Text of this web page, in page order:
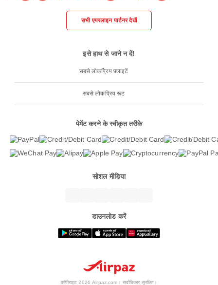
सभी एयरलाइन पार्टनर देखें
इसे हाथ से जाने न दें!
सबसे लोकप्रिय फ़्लाइटें
सबसे लोकप्रिय रूट
पेमेंट करने के स्वीकृत तरीके
सोशल मीडिया
डाउनलोड करें
कॉपीराइट 2026 Airpaz.com। सर्वाधिकार सुरक्षित।